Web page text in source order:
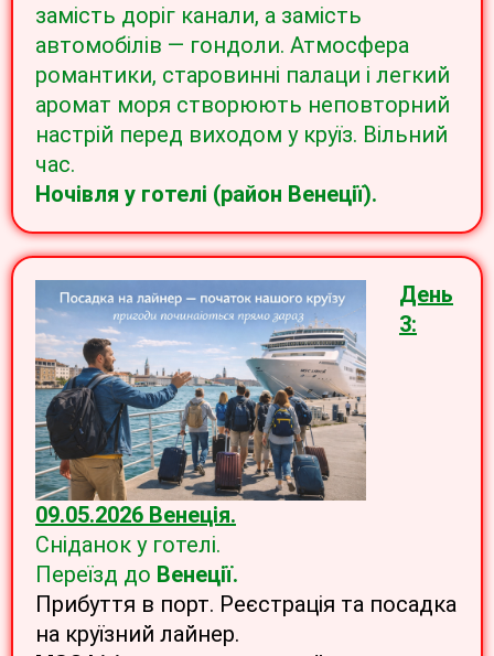
замість доріг канали, а замість
автомобілів — гондоли. Атмосфера
романтики, старовинні палаци і легкий
аромат моря створюють неповторний
настрій перед виходом у круїз. Вільний
час.
Ночівля у готелі (район Венеції).
День
3:
09.05.2026 Венеція.
Сніданок у готелі.
Переїзд до Венеції.
Прибуття в порт. Реєстрація та посадка
на круїзний лайнер.